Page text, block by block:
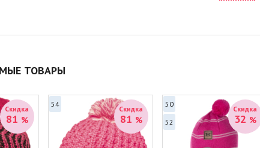
ТОВАРЫ
Скидка
81 %
Скидка
81 %
54
Скидка
32 %
50
52